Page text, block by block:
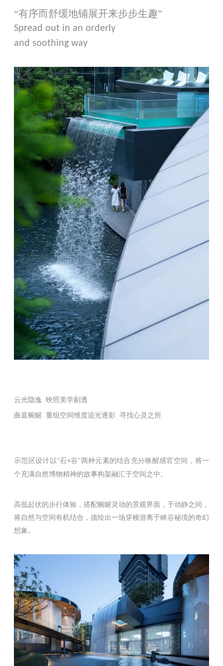
“有序而舒缓地铺展开来步步生趣”
Spread out in an orderly
and soothing way
云光隐逸 映照美学剔透
曲直蜿蜒 重组空间维度追光逐影 寻找心灵之所
示范区设计以“石 +谷”两种元素的结合充分唤醒感官空间，将一
个充满自然博物精神的故事构架融汇于空间之中。
高低起伏的步行体验，搭配蜿蜒灵动的景观界面，于动静之间，
将自然与空间有机结合，描绘出一场穿梭游离于峡谷秘境的奇幻
想象。